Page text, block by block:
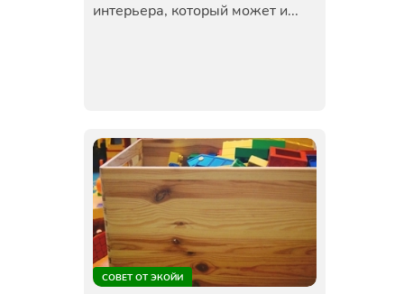
интерьера, который может и...
СОВЕТ ОТ ЭКОЙИ